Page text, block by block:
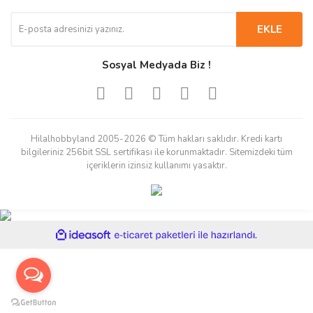
EKLE
Sosyal Medyada Biz !
Hilalhobbyland 2005-2026 © Tüm hakları saklıdır. Kredi kartı
bilgileriniz 256bit SSL sertifikası ile korunmaktadır. Sitemizdeki tüm
içeriklerin izinsiz kullanımı yasaktır.
ideasoft
e-